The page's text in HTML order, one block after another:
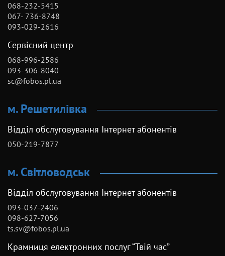
068-232-5415
067- 736-8748
093-029-2616
Сервісний центр
068-996-2586
093-306-8040
sc@fobos.pl.ua
м. Решетилівка
Відділ обслуговування Інтернет абонентів
050-219-7877
м. Світловодськ
Відділ обслуговування Інтернет абонентів
093-037-2406
098-627-7056
ts.sv@fobos.pl.ua
Крамниця електронних послуг “Твій час”